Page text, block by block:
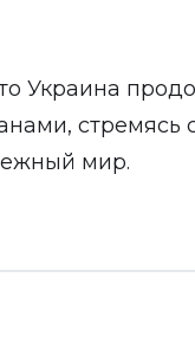
Украина
стремясь
мир.